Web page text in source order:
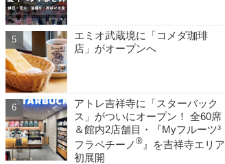
エミオ武蔵境に「コメダ珈琲
店」がオープンへ
アトレ吉祥寺に「スターバック
ス」がついにオープン！ 全60席
＆館内2店舗目・『Myフルーツ³
フラペチーノ ®』を吉祥寺エリア
初展開